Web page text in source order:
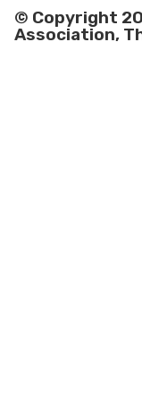
© Copyright
Association,